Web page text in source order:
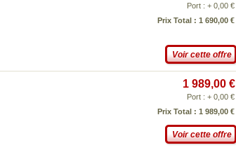
Port : + 0,00 €
Prix Total : 1 690,00 €
Voir cette offre
1 989,00 €
Port : + 0,00 €
Prix Total : 1 989,00 €
Voir cette offre